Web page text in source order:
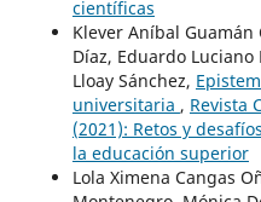
científicas
Klever Aníbal Guamán
Díaz, Eduardo
Lloay Sánchez,
universitaria , Revista
(2021): Retos y
la educación superior
Lola Ximena Cangas